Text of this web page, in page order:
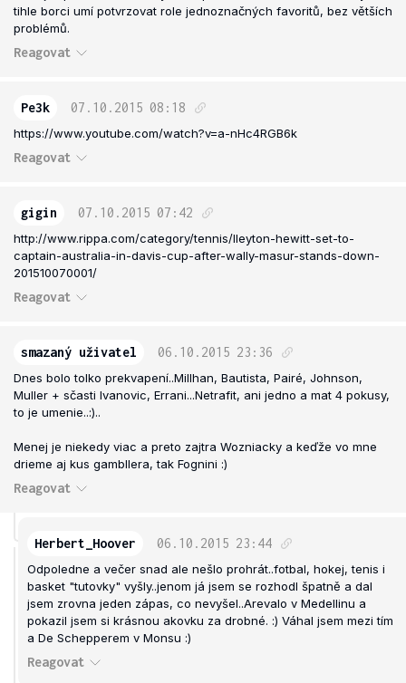
tihle borci umí potvrzovat role jednoznačných favoritů, bez větších
problémů.
Reagovat
Pe3k 07.10.2015 08:18
https://www.youtube.com/watch?v=a-nHc4RGB6k
Reagovat
gigin 07.10.2015 07:42
http://www.rippa.com/category/tennis/lleyton-hewitt-set-to-
captain-australia-in-davis-cup-after-wally-masur-stands-down-
201510070001/
Reagovat
smazaný uživatel 06.10.2015 23:36
Dnes bolo tolko prekvapení..Millhan, Bautista, Pairé, Johnson,
Muller + sčasti Ivanovic, Errani...Netrafit, ani jedno a mat 4 pokusy,
to je umenie..:)..
Menej je niekedy viac a preto zajtra Wozniacky a keďže vo mne
drieme aj kus gambllera, tak Fognini :)
Reagovat
Herbert_Hoover 06.10.2015 23:44
Odpoledne a večer snad ale nešlo prohrát..fotbal, hokej, tenis i
basket "tutovky" vyšly..jenom já jsem se rozhodl špatně a dal
jsem zrovna jeden zápas, co nevyšel..Arevalo v Medellinu a
pokazil jsem si krásnou akovku za drobné. :) Váhal jsem mezi tím
a De Schepperem v Monsu :)
Reagovat